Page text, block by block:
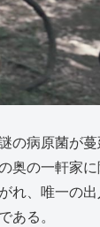
の病原菌が
奥の一軒家
れ、唯一の出
ある。